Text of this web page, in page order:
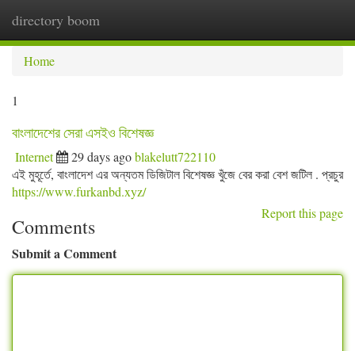
directory boom
Home
1
বাংলাদেশের সেরা এসইও বিশেষজ্ঞ
Internet 29 days agoblakelutt722110
এই মুহূর্তে, বাংলাদেশ এর অন্যতম ডিজিটাল বিশেষজ্ঞ খুঁজে বের করা বেশ জটিল . প্রচুর
https://www.furkanbd.xyz/
Report this page
Comments
Submit a Comment